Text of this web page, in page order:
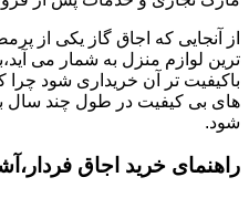
از آنجایی که اجاق گاز یکی از
ترین لوازم منزل به شمار می
باکیفیت تر آن خریداری شود چرا
های بی کیفیت در طول چند سال
شود.
راهنمای خرید اجاق